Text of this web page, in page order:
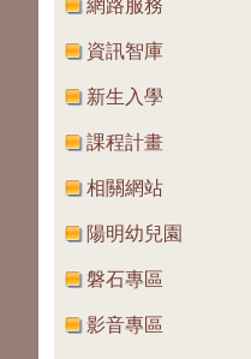
網路服務
資訊智庫
新生入學
課程計畫
相關網站
陽明幼兒園
磐石專區
影音專區